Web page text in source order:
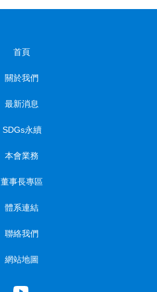
首頁
關於我們
最新消息
SDGs永續
本會業務
董事長專區
體系連結
聯絡我們
網站地圖